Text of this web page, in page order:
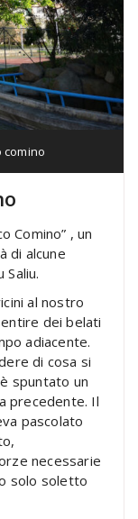
comino
Comino” , un
di alcune
al nostro
dei belati
adiacente.
di cosa si
spuntato un
precedente. Il
pascolato
necessarie
solo soletto